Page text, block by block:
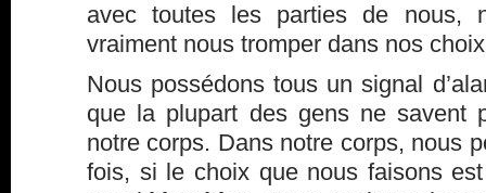
avec toutes les parties de nous,
vraiment nous tromper dans nos
Nous possédons tous un signal
que la plupart des gens ne savent
notre corps. Dans notre corps, nous
fois, si le choix que nous faisons